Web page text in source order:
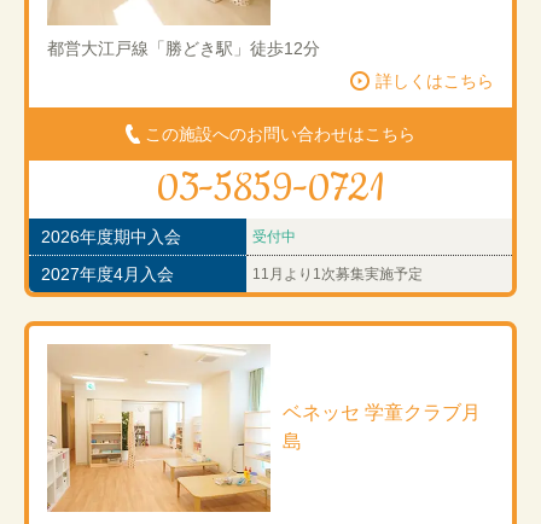
都営大江戸線「勝どき駅」徒歩12分
詳しくはこちら
この施設へのお問い合わせはこちら
03-5859-0721
2026年度期中入会 受付中
2027年度4月入会 11月より1次募集実施予定
ベネッセ 学童クラブ月
島